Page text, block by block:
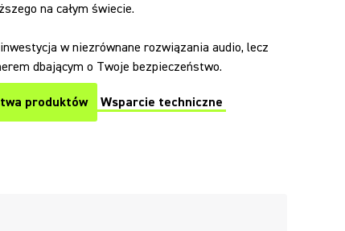
na całym świecie.
w niezrównane rozwiązania audio, lecz
dbającym o Twoje bezpieczeństwo.
produktów Wsparcie techniczne